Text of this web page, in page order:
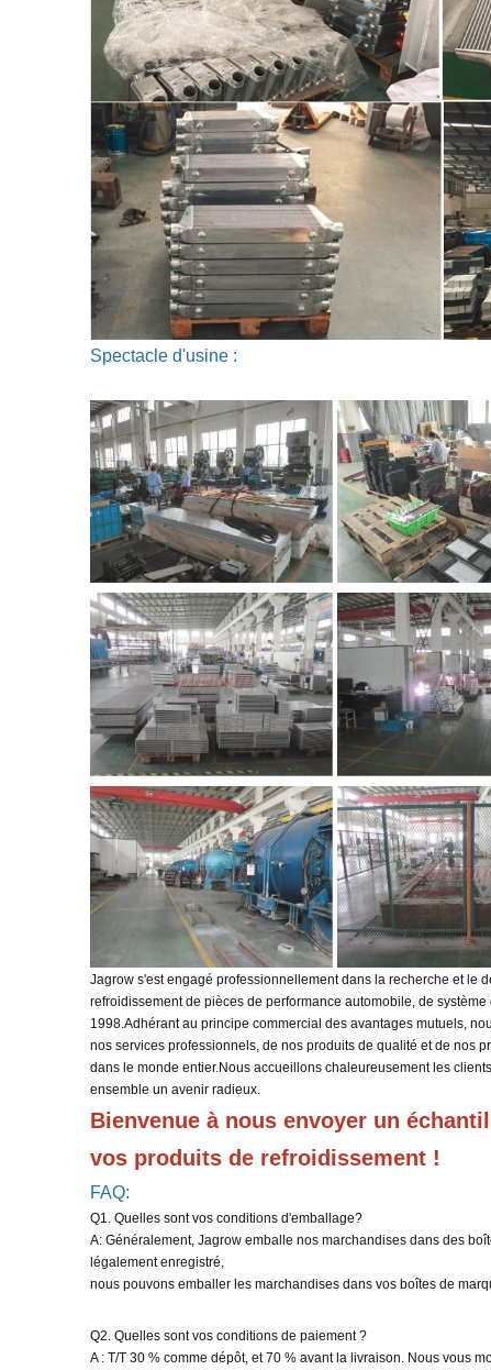
Spectacle d'usine :
Jagrow s'est engagé professionnellement dans la recherche et le
refroidissement de pièces de performance automobile, de
1998.Adhérant au principe commercial des avantages mutuels,
nos services professionnels, de nos produits de qualité et de nos
dans le monde entier.Nous accueillons chaleureusement les
ensemble un avenir radieux.
Bienvenue à nous envoyer un
vos produits de refroidissement !
FAQ:
Q1. Quelles sont vos conditions d'emballage?
A: Généralement, Jagrow emballe nos marchandises dans des
légalement enregistré,
nous pouvons emballer les marchandises dans vos boîtes de
Q2. Quelles sont vos conditions de paiement ?
A : T/T 30 % comme dépôt, et 70 % avant la livraison. Nous vous